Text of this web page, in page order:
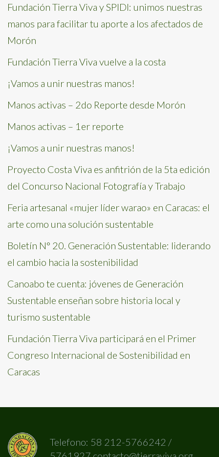
Fundación Tierra Viva y SPIDI: unimos nuestras
manos para facilitar tu aporte a los afectados de
Morón
Fundación Tierra Viva vuelve a la costa
¡Vamos a unir nuestras manos!
Manos activas – 2do Reporte desde Morón
Manos activas – 1er reporte
¡Vamos a unir nuestras manos!
Proyecto Costa Viva es anfitrión de la 5ta edición
del Concurso Nacional Fotografía y Trabajo
Feria artesanal «mujer líder warao» en Caracas: el
arte como una solución sustentable
Boletín N° 20. Generación Sustentable: liderando
el cambio hacia la sostenibilidad
Canoabo te cuenta: jóvenes de Generación
Sustentable enseñan sobre historia local y
turismo sustentable
Fundación Tierra Viva participará en el Primer
Congreso Internacional de Sostenibilidad en
Caracas
Telefono: 58 212-5766242 /